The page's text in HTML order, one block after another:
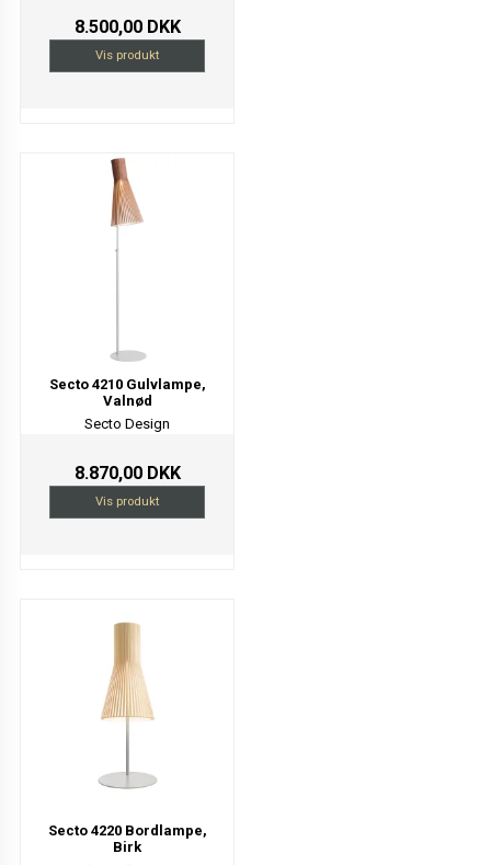
8.500,00 DKK
Vis produkt
Secto 4210 Gulvlampe,
Valnød
Secto Design
8.870,00 DKK
Vis produkt
Secto 4220 Bordlampe,
Birk